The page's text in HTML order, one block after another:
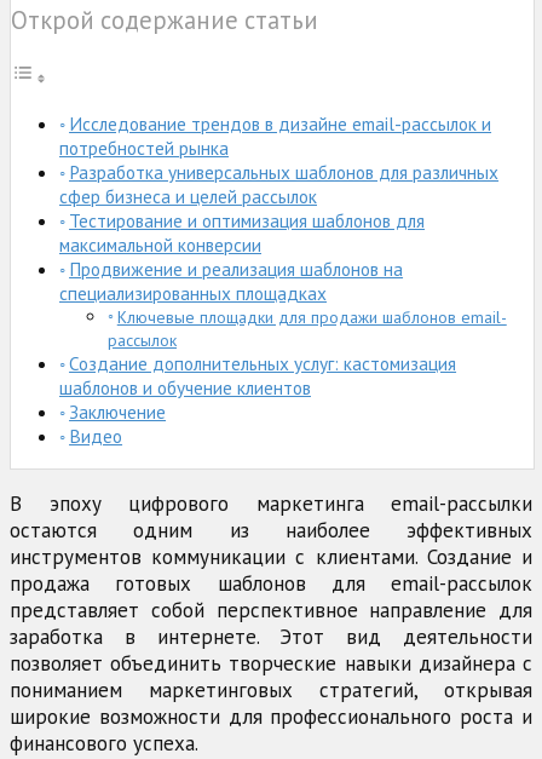
Открой содержание статьи
Исследование трендов в дизайне email-рассылок и
потребностей рынка
Разработка универсальных шаблонов для различных
сфер бизнеса и целей рассылок
Тестирование и оптимизация шаблонов для
максимальной конверсии
Продвижение и реализация шаблонов на
специализированных площадках
Ключевые площадки для продажи шаблонов email-
рассылок
Создание дополнительных услуг: кастомизация
шаблонов и обучение клиентов
Заключение
Видео
В эпоху цифрового маркетинга email-рассылки
остаются одним из наиболее эффективных
инструментов коммуникации с клиентами. Создание и
продажа готовых шаблонов для email-рассылок
представляет собой перспективное направление для
заработка в интернете. Этот вид деятельности
позволяет объединить творческие навыки дизайнера с
пониманием маркетинговых стратегий, открывая
широкие возможности для профессионального роста и
финансового успеха.